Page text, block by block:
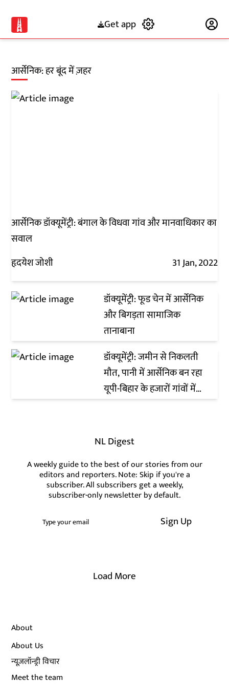
Get app
आर्सेनिक: हर बूंद में ज़हर
​आर्सेनिक डॉक्यूमेंट्री: बंगाल के विधवा गांव और मानवाधिकार का
सवाल
हृदयेश जोशी
31 Jan, 2022
डॉक्यूमेंट्री: फूड चेन में आर्सेनिक
और बिगड़ता सामाजिक
तानाबाना
डॉक्यूमेंट्री: जमीन से निकलती
मौत, पानी में आर्सेनिक बन रहा
यूपी-बिहार के हजारों गांवों में
काल
NL Digest
A weekly guide to the best of our stories from our
editors and reporters. Note: Skip if you're a
subscriber. All subscribers get a weekly,
subscriber-only newsletter by default.
Sign Up
Load More
About
About Us
न्यूज़लॉन्ड्री विचार
Meet the team